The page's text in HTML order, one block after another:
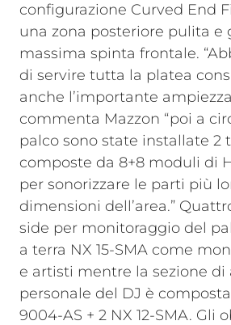
configurazione Curved End
una zona posteriore pulita e
massima spinta frontale.
di servire tutta la platea
anche l’importante
commenta Mazzon “poi a
palco sono state installate 2
composte da 8+8 moduli di
per sonorizzare le parti più
dimensioni dell’area.”
side per monitoraggio del
a terra NX 15-SMA come
e artisti mentre la sezione di
personale del DJ è
9004-AS + 2 NX 12-SMA. Gli